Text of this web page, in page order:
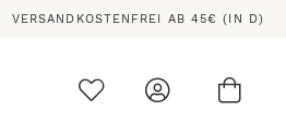
VERSANDKOSTENFREI AB 45€ (IN D)